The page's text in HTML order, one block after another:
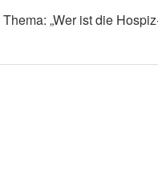
„Wer ist die